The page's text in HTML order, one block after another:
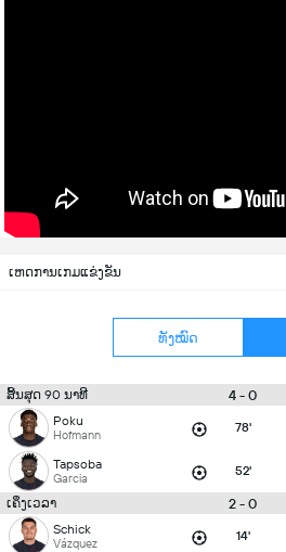
ເຫດການເກມແຂ່ງຂັນ
ທັງໝົດ
ສິ້ນສຸດ 90 ນາທີ 4 - 0
Poku
Hofmann 78'
Tapsoba
Garcia 52'
ເຄິ່ງເວລາ 2 - 0
Schick
Vázquez 14'